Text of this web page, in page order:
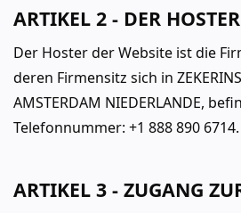
ARTIKEL 2 - DER HOSTER
Der Hoster der Website ist die
deren Firmensitz sich in
AMSTERDAM NIEDERLANDE,
Telefonnummer: +1 888 890 6714.
ARTIKEL 3 - ZUGANG